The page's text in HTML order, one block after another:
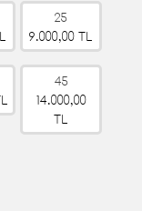
25
9.000,00 TL
45
14.000,00
TL